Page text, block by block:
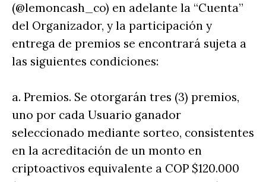
(@lemoncash_co) en adelante la “Cuenta”
del Organizador, y la participación y
entrega de premios se encontrará sujeta a
las siguientes condiciones:
a. Premios. Se otorgarán tres (3) premios,
uno por cada Usuario ganador
seleccionado mediante sorteo, consistentes
en la acreditación de un monto en
criptoactivos equivalente a COP $120.000